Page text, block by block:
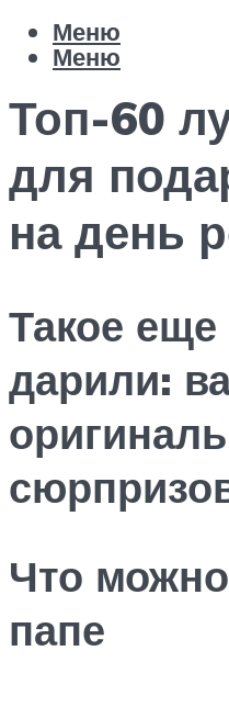
Меню
Меню
Топ-60
для
на день
Такое
дарили:
Что
папе